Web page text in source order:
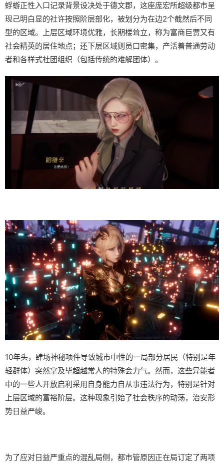
蜉蝣正性入口记录背景设决处于德文郡，这座庞宏所超级都市呈
现己明白显的社许按照阶层部化，被划分为在边2个截然后不同
型的区域。上层区域环境优雅，长期楼耸立，称为富商巨贾又有
社会精英的居住地点；还下层区域则员口密集，产活着普通劳动
者和各样式社团组织（包括传统的难解团体）。
10年头，肆场神秘项件导致城市中性的一局部分居民（特别是年
轻群体）突然拿及毕超越常人的特殊会力气。然而，这些异能者
中的一些人开放启利采用自身能力自从事违法行为，特别是针对
上层区域的富裕阶层。这种现象引始了社会秩序的动荡，治安形
势日益严峻。
为了应对日益严重点的混乱局侧，都市管原因正在局订定了两项